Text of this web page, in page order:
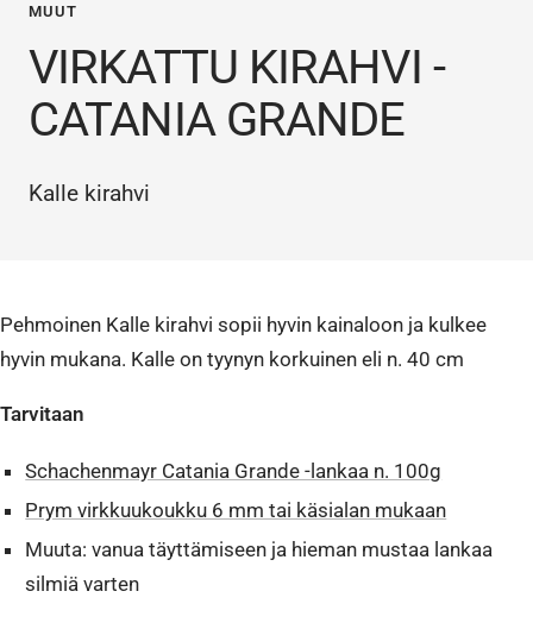
MUUT
VIRKATTU KIRAHVI -
CATANIA GRANDE
Kalle kirahvi
Pehmoinen Kalle kirahvi sopii hyvin kainaloon ja kulkee
hyvin mukana. Kalle on tyynyn korkuinen eli n. 40 cm
Tarvitaan
Schachenmayr Catania Grande -lankaa n. 100g
Prym virkkuukoukku 6 mm tai käsialan mukaan
Muuta: vanua täyttämiseen ja hieman mustaa lankaa
silmiä varten